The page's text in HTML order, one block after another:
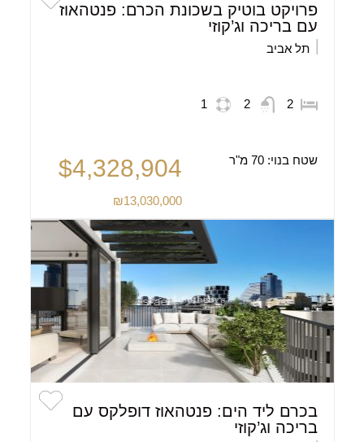
פרויקט בוטיק בשכונת הכרם: פנטהאוז
עם בריכה וג’קוזי
תל אביב
2
2
1
שטח בנוי:70 מ"ר $4,328,904
₪13,030,000
בכרם ליד הים: פנטהאוז דופלקס עם
בריכה וג’קוזי